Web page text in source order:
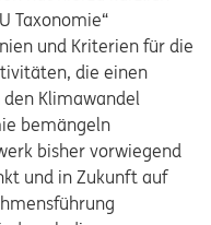
Taxonomie“
und Kriterien für die
die einen
Klimawandel
bemängeln
bisher vorwiegend
und in Zukunft auf